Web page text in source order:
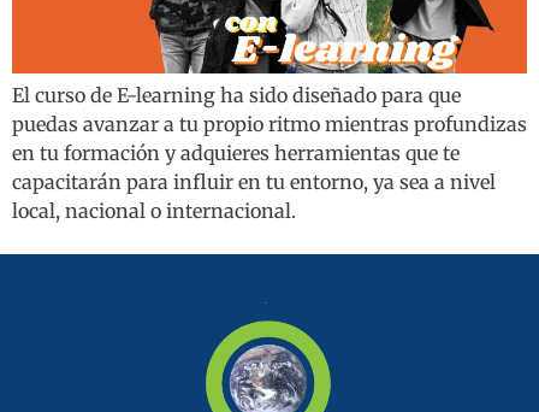
El curso de E-learning ha sido diseñado para que
puedas avanzar a tu propio ritmo mientras profundizas
en tu formación y adquieres herramientas que te
capacitarán para influir en tu entorno, ya sea a nivel
local, nacional o internacional.